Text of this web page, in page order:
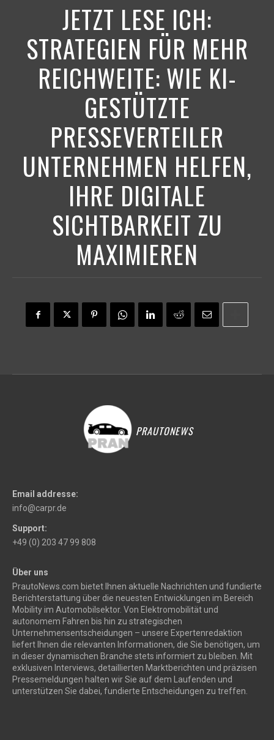
JETZT LESE ICH:
STRATEGIEN FÜR MEHR
REICHWEITE: WIE KI-
GESTÜTZTE
PRESSEVERTEILER
UNTERNEHMEN HELFEN,
IHRE DIGITALE
SICHTBARKEIT ZU
MAXIMIEREN
PRAUTONEWS
Email addresse:
info@carpr.de
Support:
+49 (0) 203 47 99 808
Über uns
PrautoNews.com bietet Ihnen aktuelle Nachrichten und fundierte
Berichterstattung über die neuesten Entwicklungen im Bereich
Mobility im Automobilsektor. Von Elektromobilität und
autonomem Fahren bis hin zu strategischen
Unternehmensentscheidungen – unsere Expertenredaktion
liefert Ihnen die relevanten Informationen, die Sie benötigen, um
in dieser dynamischen Branche stets informiert zu bleiben. Mit
exklusiven Interviews, detaillierten Marktberichten und präzisen
Pressemeldungen halten wir Sie auf dem Laufenden und
unterstützen Sie dabei, fundierte Entscheidungen zu treffen.